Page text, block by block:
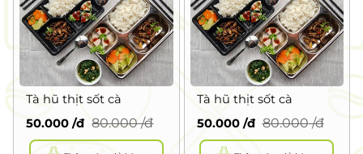
Tà hũ thịt sốt cà
50.000 /đ 80.000/đ
Tà hũ thịt sốt cà
50.000/đ 80.000/đ